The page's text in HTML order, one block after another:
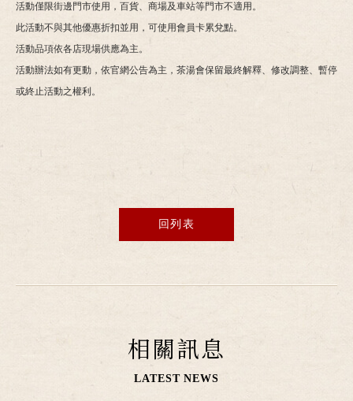
活動僅限街邊門市使用，百貨、商場及車站等門市不適用。
此活動不與其他優惠折扣並用，可使用會員卡累兌點。
活動品項依各店現場供應為主。
活動辦法如有更動，依官網公告為主，茶湯會保留最終解釋、修改調整、暫停
或終止活動之權利。
回列表
相關訊息
LATEST NEWS